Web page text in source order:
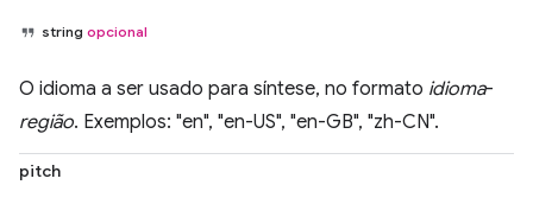
string opcional
O idioma a ser usado para síntese, no formato idioma-
região. Exemplos: "en", "en-US", "en-GB", "zh-CN".
pitch